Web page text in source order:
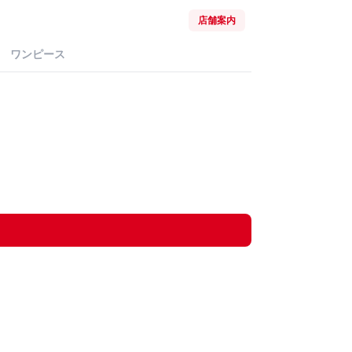
店舗案内
ワンピース